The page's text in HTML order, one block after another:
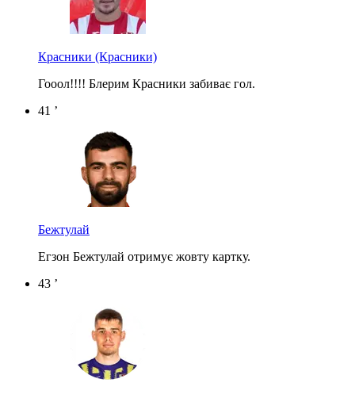
Красники (Красники)
Гооол!!!! Блерим Красники забиває гол.
41 ’
Бежтулай
Егзон Бежтулай отримує жовту картку.
43 ’